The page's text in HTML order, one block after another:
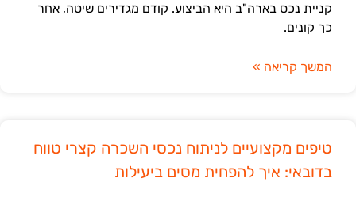
קניית נכס בארה"ב היא הביצוע. קודם מגדירים שיטה, אחר
כך קונים.
המשך קריאה »
טיפים מקצועיים לניתוח נכסי השכרה קצרי טווח
בדובאי: איך להפחית מסים ביעילות